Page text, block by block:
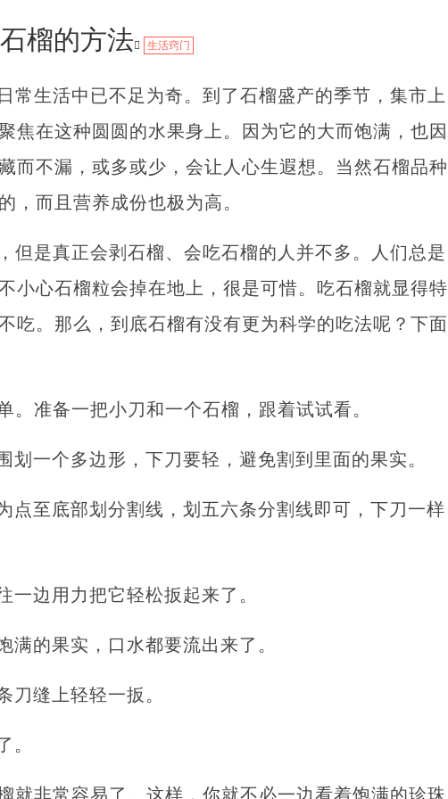
榴的方法 生活窍门
常生活中已不足为奇。到了石榴盛产的季节，集市上
焦在这种圆圆的水果身上。因为它的大而饱满，也因
而不漏，或多或少，会让人心生遐想。当然石榴品种
，而且营养成份也极为高。
但是真正会剥石榴、会吃石榴的人并不多。人们总是
小心石榴粒会掉在地上，很是可惜。吃石榴就显得特
吃。那么，到底石榴有没有更为科学的吃法呢？下面
准备一把小刀和一个石榴，跟着试试看。
一个多边形，下刀要轻，避免割到里面的果实。
点至底部划分割线，划五六条分割线即可，下刀一样
边用力把它轻松扳起来了。
的果实，口水都要流出来了。
缝上轻轻一扳。
就非常容易了。这样，你就不必一边看着饱满的珍珠